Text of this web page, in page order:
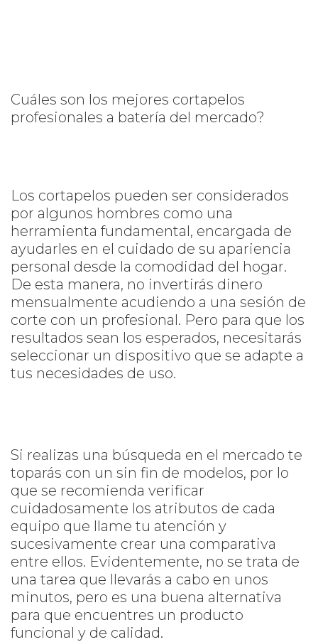
Cuáles son los mejores cortapelos
profesionales a batería del mercado?
Los cortapelos pueden ser considerados
por algunos hombres como una
herramienta fundamental, encargada de
ayudarles en el cuidado de su apariencia
personal desde la comodidad del hogar.
De esta manera, no invertirás dinero
mensualmente acudiendo a una sesión de
corte con un profesional. Pero para que los
resultados sean los esperados, necesitarás
seleccionar un dispositivo que se adapte a
tus necesidades de uso.
Si realizas una búsqueda en el mercado te
toparás con un sin fin de modelos, por lo
que se recomienda verificar
cuidadosamente los atributos de cada
equipo que llame tu atención y
sucesivamente crear una comparativa
entre ellos. Evidentemente, no se trata de
una tarea que llevarás a cabo en unos
minutos, pero es una buena alternativa
para que encuentres un producto
funcional y de calidad.